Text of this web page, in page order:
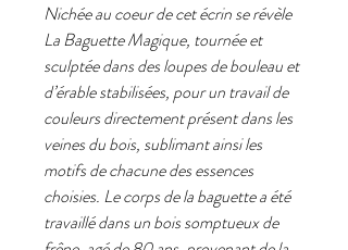
Nichée au coeur de cet écrin se révèle
La Baguette Magique, tournée et
sculptée dans des loupes de bouleau et
d’érable stabilisées, pour un travail de
couleurs directement présent dans les
veines du bois, sublimant ainsi les
motifs de chacune des essences
choisies. Le corps de la baguette a été
travaillé dans un bois somptueux de